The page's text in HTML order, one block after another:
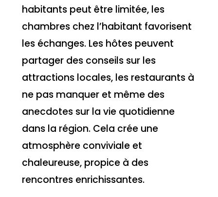
habitants peut être limitée, les
chambres chez l’habitant favorisent
les échanges. Les hôtes peuvent
partager des conseils sur les
attractions locales, les restaurants à
ne pas manquer et même des
anecdotes sur la vie quotidienne
dans la région. Cela crée une
atmosphère conviviale et
chaleureuse, propice à des
rencontres enrichissantes.